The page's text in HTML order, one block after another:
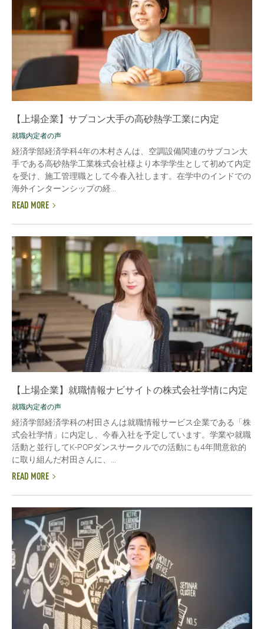
【上場企業】サブコン大手の高砂熱学工業に内定
就職内定者の声
経済学部経済学科4年の木村さんは、空調設備関連のサブコン大
手である高砂熱学工業株式会社様より本学学生として初めて内定
を受け、施工管理職として今春入社します。在学中のインドでの
海外インターンシップの経...
READ MORE
【上場企業】就職情報ナビサイトの株式会社学情に内定
就職内定者の声
経済学部経済学科の村田さんは就職情報サービス企業である「株
式会社学情」に内定し、今春入社を予定しています。学業や就職
活動と並行してK-POPダンスサークルでの活動にも4年間意欲的
に取り組んだ村田さんに、...
READ MORE